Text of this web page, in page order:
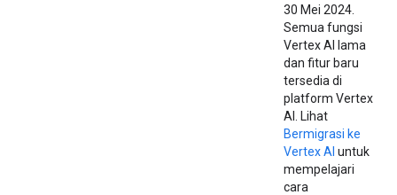
30 Mei 2024.
Semua fungsi
Vertex AI lama
dan fitur baru
tersedia di
platform Vertex
AI. Lihat
Bermigrasi ke
Vertex AI untuk
mempelajari
cara